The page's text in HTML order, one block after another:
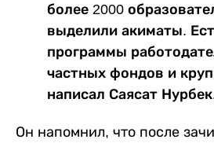
более 2000
выделили акиматы.
программы
частных фондов и
написал Саясат
Он напомнил, что после